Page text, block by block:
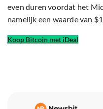
even duren voordat het
namelijk een waarde van
Koop Bitcoin met iDeal